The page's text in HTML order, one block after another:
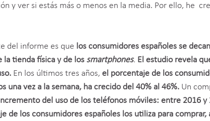
y ver si estás más o menos en la media. Por ello, he
del informe es que los consumidores españoles se
la tienda física y de los smartphones. El estudio revela
En los últimos tres años, el porcentaje de los
una vez a la semana, ha crecido del 40% al 46%. Un
del uso de los teléfonos móviles: entre 2016
de los consumidores españoles los utiliza para comprar,